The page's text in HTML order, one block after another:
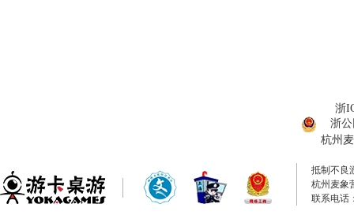
浙
浙公
杭州
抵制不良
杭州麦象
联系电话